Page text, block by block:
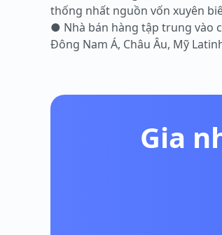
thống nhất nguồn vốn xuyên
● Nhà bán hàng tập trung vào
Đông Nam Á, Châu Âu, Mỹ
Gia